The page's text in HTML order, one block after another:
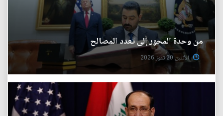
من وحدة المحور إلى تعدد المصالح
الأثنين 20 تموز 2026